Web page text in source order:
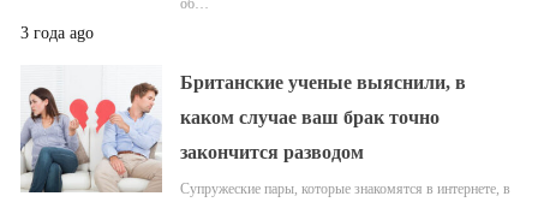
об…
3 года ago
Британские ученые выяснили, в
каком случае ваш брак точно
закончится разводом
Супружеские пары, которые знакомятся в интернете, в